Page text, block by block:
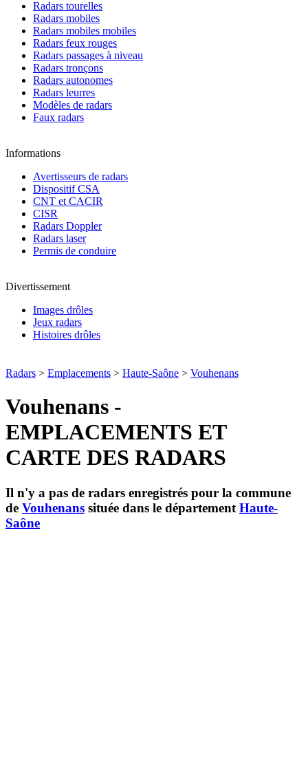
Radars tourelles
Radars mobiles
Radars mobiles mobiles
Radars feux rouges
Radars passages à niveau
Radars tronçons
Radars autonomes
Radars leurres
Modèles de radars
Faux radars
Informations
Avertisseurs de radars
Dispositif CSA
CNT et CACIR
CISR
Radars Doppler
Radars laser
Permis de conduire
Divertissement
Images drôles
Jeux radars
Histoires drôles
Radars > Emplacements > Haute-Saône > Vouhenans
Vouhenans -
EMPLACEMENTS ET
CARTE DES RADARS
Il n'y a pas de radars enregistrés pour la commune
de Vouhenans située dans le département Haute-
Saône